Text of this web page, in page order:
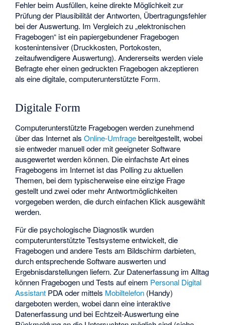
Fehler beim Ausfüllen, keine direkte Möglichkeit zur
Prüfung der Plausibilität der Antworten, Übertragungsfehler
bei der Auswertung. Im Vergleich zu „elektronischen
Fragebogen“ ist ein papiergebundener Fragebogen
kostenintensiver (Druckkosten, Portokosten,
zeitaufwendigere Auswertung). Andererseits werden viele
Befragte eher einen gedruckten Fragebogen akzeptieren
als eine digitale, computerunterstützte Form.
Digitale Form
Computerunterstützte Fragebogen werden zunehmend
über das Internet alsOnline-Umfragebereitgestellt, wobei
sie entweder manuell oder mit geeigneter Software
ausgewertet werden können. Die einfachste Art eines
Fragebogens im Internet ist das Polling zu aktuellen
Themen, bei dem typischerweise eine einzige Frage
gestellt und zwei oder mehr Antwortmöglichkeiten
vorgegeben werden, die durch einfachen Klick ausgewählt
werden.
Für die psychologische Diagnostik wurden
computerunterstützte Testsysteme entwickelt, die
Fragebogen und andere Tests am Bildschirm darbieten,
durch entsprechende Software auswerten und
Ergebnisdarstellungen liefern. Zur Datenerfassung im Alltag
können Fragebogen und Tests auf einem Personal Digital
Assistant PDA oder mittels Mobiltelefon (Handy)
dargeboten werden, wobei dann eine interaktive
Datenerfassung und bei Echtzeit-Auswertung eine